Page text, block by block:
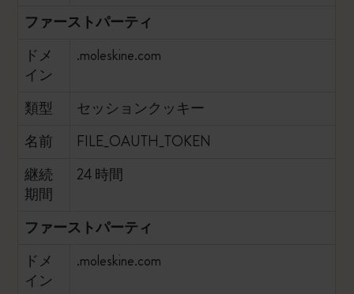
ファーストパーティ
ドメ
イン
.moleskine.com
類型
セッションクッキー
名前
FILE_OAUTH_TOKEN
継続
期間
24 時間
ファーストパーティ
ドメ
イン
.moleskine.com